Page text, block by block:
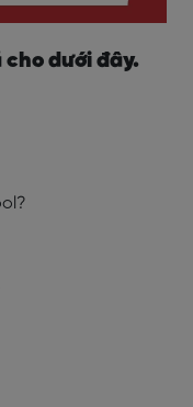
cho dưới đây.